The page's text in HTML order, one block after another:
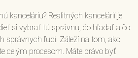
kanceláriu? Realitných kancelárií je
si vybrať tú správnu, čo hľadať a čo
správnych ľudí. Záleží na tom, ako
celým procesom. Máte právo byť